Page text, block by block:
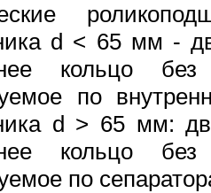
d < 65 мм -
кольцо
по
d > 65 мм:
кольцо
по